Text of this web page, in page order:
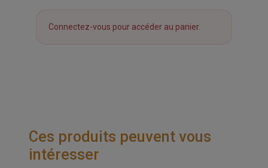
Connectez-vous pour accéder au panier.
Ces produits peuvent vous
intéresser